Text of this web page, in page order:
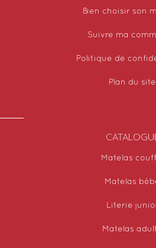
Bien choisir son
Suivre ma
Politique de
Plan du site
Matelas
Matelas
Literie
Matelas